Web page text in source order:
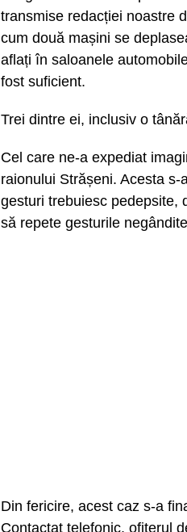
transmise redacției noastre
cum două mașini se
aflați în saloanele
fost suficient.
Trei dintre ei, inclusiv o
Cel care ne-a expediat
raionului Strășeni. Acesta
gesturi trebuiesc pedepsite,
să repete gesturile
Din fericire, acest caz s-a
Contactat telefonic, ofițerul